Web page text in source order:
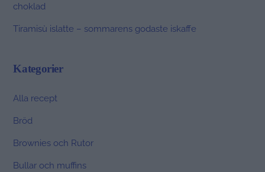
choklad
Tiramisù islatte – sommarens godaste iskaffe
Kategorier
Alla recept
Bröd
Brownies och Rutor
Bullar och muffins